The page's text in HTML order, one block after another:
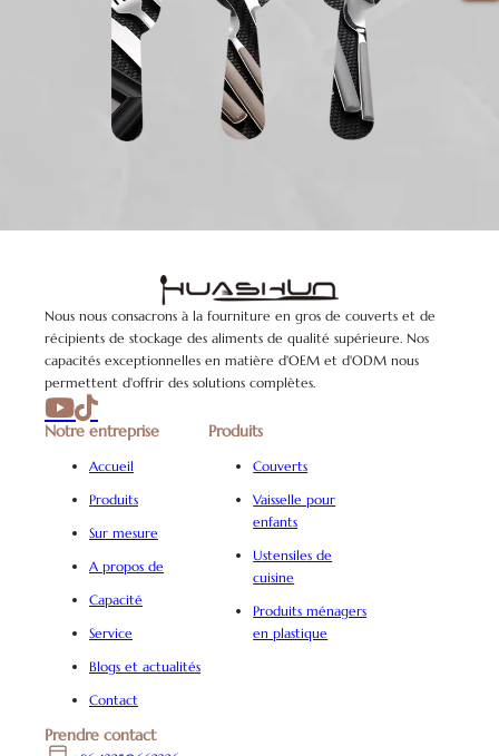
Nous nous consacrons à la fourniture en gros de couverts et de
récipients de stockage des aliments de qualité supérieure. Nos
capacités exceptionnelles en matière d'OEM et d'ODM nous
permettent d'offrir des solutions complètes.
Notre entreprise
Accueil
Produits
Sur mesure
A propos de
Capacité
Service
Blogs et actualités
Contact
Produits
Couverts
Vaisselle pour
enfants
Ustensiles de
cuisine
Produits ménagers
en plastique
Prendre contact